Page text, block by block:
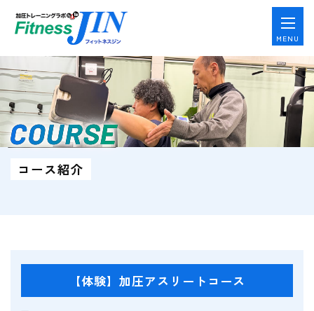
MENU
COURSE
コース紹介
【体験】加圧アスリートコース